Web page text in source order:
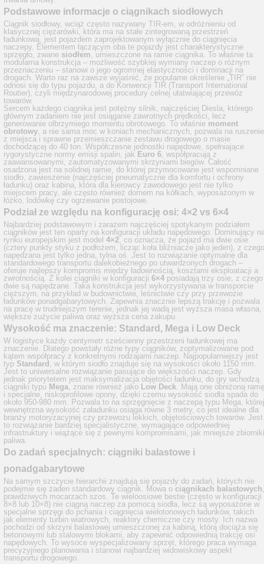
Podstawowe informacje o ciągnikach siodłowych
Ciągnik siodłowy, wciąż często nazywany TIR-em, w odróżnieniu od
klasycznej ciężarówki, która ma na stałe zintegrowaną przestrzeń
ładunkową, jest pojazdem zaprojektowanym wyłącznie do ciągnięcia
naczepy. Elementem łączącym oba te pojazdy jest charakterystyczne
sprzęgło, zwane siodłem, umieszczone na ramie ciągnika. To właśnie ta
modularna konstrukcja – możliwość szybkiej wymiany naczep o różnym
przeznaczeniu – stanowi o jego ogromnej elastyczności i dominacji na
drogach. Warto raz na zawsze wyjaśnić, że popularne określenie „TIR” nie
odnosi się do typu pojazdu, a do Konwencji TIR (Transport International
Routier), czyli międzynarodowej procedury celnej ułatwiającej przewóz
towarów.
Sercem każdego ciągnika jest potężny silnik, najczęściej Diesla, którego
głównym zadaniem nie jest osiąganie zawrotnych prędkości, lecz
generowanie olbrzymiego momentu obrotowego. To właśnie moment
obrotowy, a nie sama moc w koniach mechanicznych, pozwala na ruszenie
z miejsca i sprawne przemieszczanie zestawu drogowego o masie
dochodzącej do 40 ton. Współczesne jednostki napędowe, spełniające
rygorystyczne normy emisji spalin, jak Euro 6, współpracują z
zaawansowanymi, zautomatyzowanymi skrzyniami biegów. Całość
osadzona jest na solidnej ramie, do której przymocowane jest wspomniane
siodło, zawieszenie (najczęściej pneumatyczne dla komfortu i ochrony
ładunku) oraz kabina, która dla kierowcy zawodowego jest nie tylko
miejscem pracy, ale często również domem na kółkach, wyposażonym w
łóżko, lodówkę czy ogrzewanie postojowe.
Podział ze względu na konfigurację osi: 4×2 vs 6×4
Najbardziej podstawowym i zarazem najczęściej spotykanym podziałem
ciągników jest ten oparty na konfiguracji układu napędowego. Dominujący
rynku europejskim jest model 4×2, co oznacza, że pojazd ma dwie osie
(cztery punkty styku z podłożem, licząc koła bliźniacze jako jeden), z czego
napędzana jest tylko jedna, tylna oś. Jest to rozwiązanie optymalne dla
standardowego transportu dalekobieżnego po utwardzonych drogach –
oferuje najlepszy kompromis między ładownością, kosztami eksploatacji a
zwrotnością. Z kolei ciągniki w konfiguracji 6×4 posiadają trzy osie, z czego
dwie są napędzane. Taka konstrukcja jest wykorzystywana w transporcie
cięższym, na przykład w budownictwie, leśnictwie czy przy przewozie
ładunków ponadgabarytowych. Zapewnia znacznie lepszą trakcję i pozwala
na pracę w trudniejszym terenie, jednak jej wadą jest wyższa masa własna,
większe zużycie paliwa oraz wyższa cena zakupu.
Wysokość ma znaczenie: Standard, Mega i Low Deck
W logistyce każdy centymetr sześcienny przestrzeni ładunkowej ma
znaczenie. Dlatego powstały różne typy ciągników, zoptymalizowane pod
kątem współpracy z konkretnymi rodzajami naczep. Najpopularniejszy jest
typ Standard , w którym siodło znajduje się na wysokości około 1150 mm.
Jest to uniwersalne rozwiązanie pasujące do większości naczep. Gdy
jednak priorytetem jest maksymalizacja objętości ładunku, do gry wchodzą
ciągniki typu Mega, znane również jako Low Deck. Mają one obniżoną ramę
i specjalne, niskoprofilowe opony, dzięki czemu wysokość siodła spada do
około 950-980 mm. Pozwala to na sprzęgnięcie z naczepą typu Mega, której
wewnętrzna wysokość załadunku osiąga równe 3 metry, co jest idealne dla
branży motoryzacyjnej czy przewozu lekkich, objętościowych towarów. Jest
to rozwiązanie bardziej specjalistyczne, wymagające odpowiedniej
infrastruktury i wiążące się z pewnymi kompromisami, jak mniejsze zbiorniki
paliwa.
Do zadań specjalnych: ciągniki balastowe i
ponadgabarytowe
Na samym szczycie hierarchii znajdują się pojazdy do zadań, których nie
podejmie się żaden standardowy ciągnik. Mowa o ciągnikach balastowych,
prawdziwych mocarzach szos. Te wieloosiowe bestie (często w konfiguracji
8×8 lub 10×8) nie ciągną naczep za pomocą siodła, lecz są wyposażone w
specjalne sprzęgi do pchania i ciągnięcia wielotonowych ładunków, takich
jak elementy turbin wiatrowych, reaktory chemiczne czy mosty. Ich nazwa
pochodzi od skrzyni balastowej umieszczonej za kabiną, którą dociąża się
betonowymi lub stalowymi blokami, aby zapewnić odpowiednią trakcję osi
napędowych. To wysoce wyspecjalizowany sprzęt, którego praca wymaga
precyzyjnego planowania i stanowi najbardziej widowiskowy aspekt
transportu drogowego.